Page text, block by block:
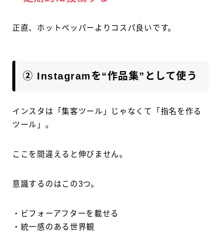
正直、ホットペッパーよりコスパ良いです。
② Instagramを“作品集”として使う
インスタは「集客ツール」じゃなくて「指名を作る
ツール」。
ここを間違えると伸びません。
意識するのはこの3つ。
・ビフォーアフターを載せる
・統一感のある世界観